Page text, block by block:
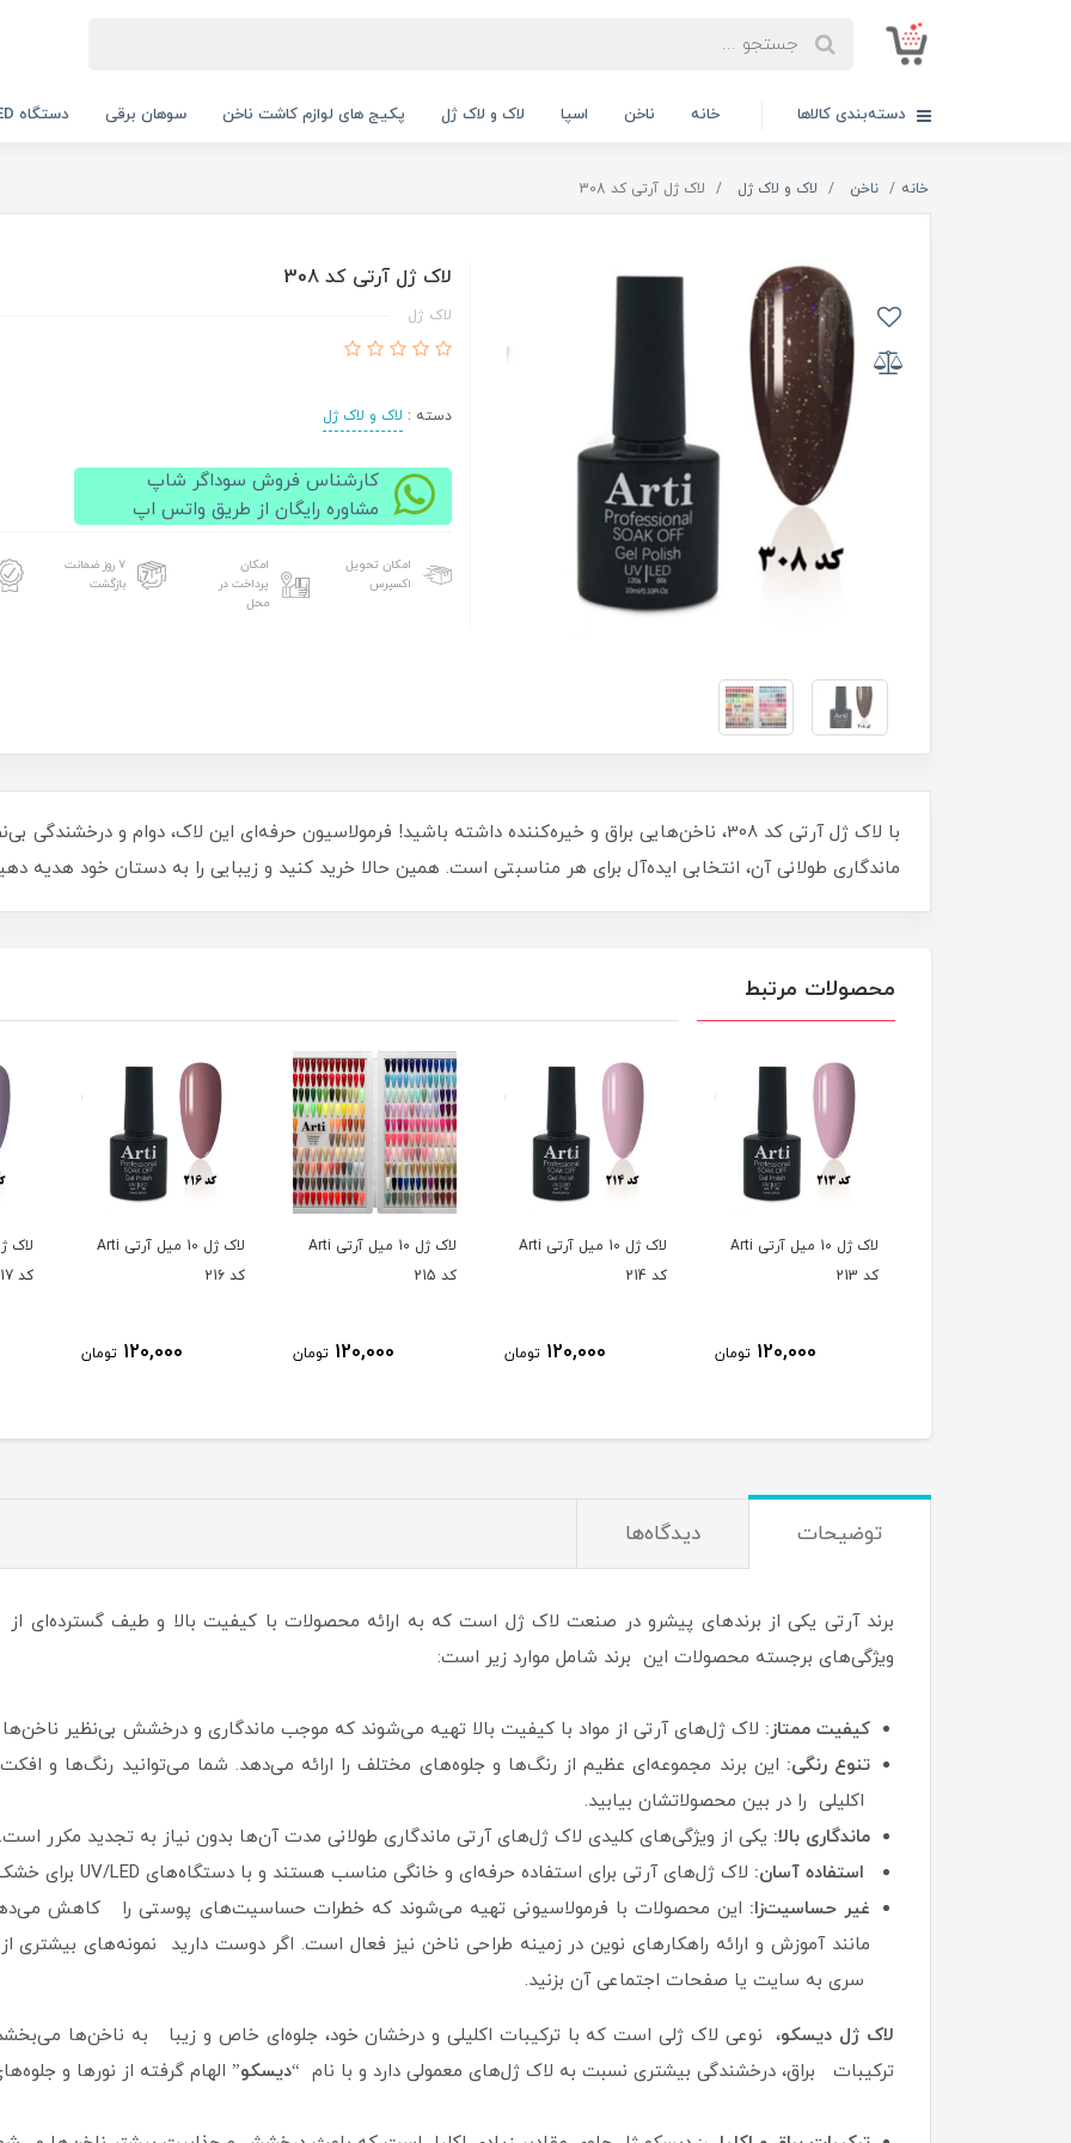
دسته‌بندی کالاها خانه ناخن اسپا لاک و لاک ژل پکیج های لوازم کاشت ناخن سوهان برقی دستگاه UV LED
خانه ناخن لاک و لاک ژل لاک ژل آرتی کد 308
لاک ژل آرتی کد 308
لاک ژل
دسته : لاک و لاک ژل
کارشناس فروش سوداگر شاپ
مشاوره رایگان از طریق واتس اپ
امکان تحویل
اکسپرس
امکان
پرداخت در
محل
۷ روز ضمانت
بازگشت
با لاک ژل آرتی کد 308، ناخن‌هایی براق و خیره‌کننده داشته باشید! فرمولاسیون حرفه‌ای این لاک، دوام و
ماندگاری طولانی آن، انتخابی ایده‌آل برای هر مناسبتی است. همین حالا خرید کنید و زیبایی را به دستان خود هدیه
محصولات مرتبط
لاک ژل 10 میل آرتی Arti
کد 213
120,000 تومان
لاک ژل 10 میل آرتی Arti
کد 214
120,000 تومان
لاک ژل 10 میل آرتی Arti
کد 215
120,000 تومان
لاک ژل 10 میل آرتی Arti
کد 216
120,000 تومان
کد 217
توضیحات دیدگاه‌ها
برند آرتی یکی از برندهای پیشرو در صنعت لاک ژل است که به ارائه محصولات با کیفیت بالا و طیف
ویژگی‌های برجسته محصولات این برند شامل موارد زیر است:
کیفیت ممتاز: لاک ژل‌های آرتی از مواد با کیفیت بالا تهیه می‌شوند که موجب ماندگاری و درخشش بی‌نظیر
تنوع رنگی: این برند مجموعه‌ای عظیم از رنگ‌ها و جلوه‌های مختلف را ارائه می‌دهد. شما می‌توانید رنگ‌ها و
اکلیلی را در بین محصولاتشان بیابید.
ماندگاری بالا: یکی از ویژگی‌های کلیدی لاک ژل‌های آرتی ماندگاری طولانی مدت آن‌ها بدون نیاز به تجدید مکرر است.
استفاده آسان: لاک ژل‌های آرتی برای استفاده حرفه‌ای و خانگی مناسب هستند و با دستگاه‌های UV/LED برای خشک شدن سازگاری کامل دارند.
غیر حساسیت‌زا: این محصولات با فرمولاسیونی تهیه می‌شوند که خطرات حساسیت‌های پوستی را کاهش
مانند آموزش و ارائه راهکارهای نوین در زمینه طراحی ناخن نیز فعال است. اگر دوست دارید نمونه‌های بیشتری
سری به سایت یا صفحات اجتماعی آن بزنید.
لاک ژل دیسکو، نوعی لاک ژلی است که با ترکیبات اکلیلی و درخشان خود، جلوه‌ای خاص و زیبا به ناخن‌ها
ترکیبات براق، درخشندگی بیشتری نسبت به لاک ژل‌های معمولی دارد و با نام “دیسکو” الهام گرفته از نورها و